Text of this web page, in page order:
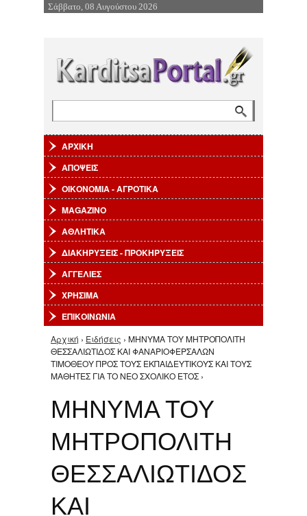
Επιστροφή στην Πλοήγηση
Σάββατο, 08 Αυγούστου 2026
ΑΡΧΙΚΗ
ΑΠΟΨΕΙΣ
ΟΙΚΟΝΟΜΙΑ - ΑΓΡΟΤΙΚΑ
MAGAZINO
ΑΘΛΗΤΙΚΑ
ΔΙΑΚΗΡΥΞΕΙΣ - ΠΡΟΚΗΡΥΞΕΙΣ
ΑΓΓΕΛΙΕΣ
ΧΡΗΣΙΜΑ
ΕΠΙΚΟΙΝΩΝΙΑ
Είστε εδώ
Αρχική › Ειδήσεις › ΜΗΝΥΜΑ ΤΟΥ ΜΗΤΡΟΠΟΛΙΤΗ
ΘΕΣΣΑΛΙΩΤΙΔΟΣ ΚΑΙ ΦΑΝΑΡΙΟΦΕΡΣΑΛΩΝ
ΤΙΜΟΘΕΟΥ ΠΡΟΣ ΤΟΥΣ ΕΚΠΑΙΔΕΥΤΙΚΟΥΣ ΚΑΙ ΤΟΥΣ
ΜΑΘΗΤΕΣ ΓΙΑ ΤΟ ΝΕΟ ΣΧΟΛΙΚΟ ΕΤΟΣ ›
ΜΗΝΥΜΑ ΤΟΥ
ΜΗΤΡΟΠΟΛΙΤΗ
ΘΕΣΣΑΛΙΩΤΙΔΟΣ
ΚΑΙ